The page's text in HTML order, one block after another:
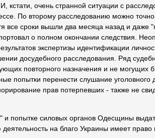
кстати, очень странной ситуации с
По второму расследованию можно точно
все сроки вышли два месяца назад и даже
о полном окончании следствия.
экспертизы идентификации
досудебного расследования. Ряд
повторного назначения и не могущих
попытки перенести слушание уголовного
прав потерпевших - также не
и попытке силовых органов Одесщины
на благо Украины имеет право